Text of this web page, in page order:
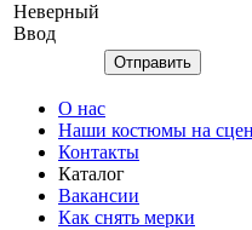
Неверный
Ввод
О нас
Наши костюмы на
Контакты
Каталог
Вакансии
Как снять мерки